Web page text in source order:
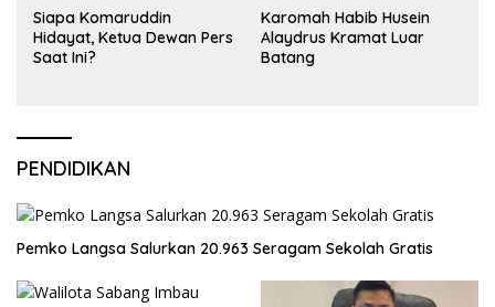
Siapa Komaruddin
Hidayat, Ketua Dewan Pers
Saat Ini?
Karomah Habib Husein
Alaydrus Kramat Luar
Batang
PENDIDIKAN
Pemko Langsa Salurkan 20.963 Seragam Sekolah Gratis